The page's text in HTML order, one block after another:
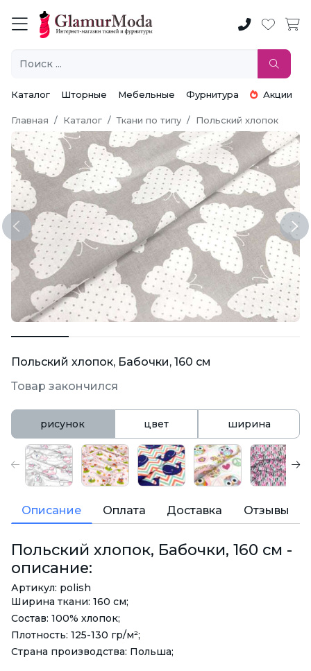
Каталог Шторные Мебельные Фурнитура Акции
Главная Каталог Ткани по типу Польский хлопок
Previous
Польский хлопок, Бабочки, 160 см
Товар закончился
рисунок цвет ширина
Описание Оплата Доставка Отзывы
Польский хлопок, Бабочки, 160 см -
описание:
Артикул: polish
Ширина ткани: 160 см;
Состав: 100% хлопок;
Плотность: 125-130 гр/м²;
Страна производства: Польша;